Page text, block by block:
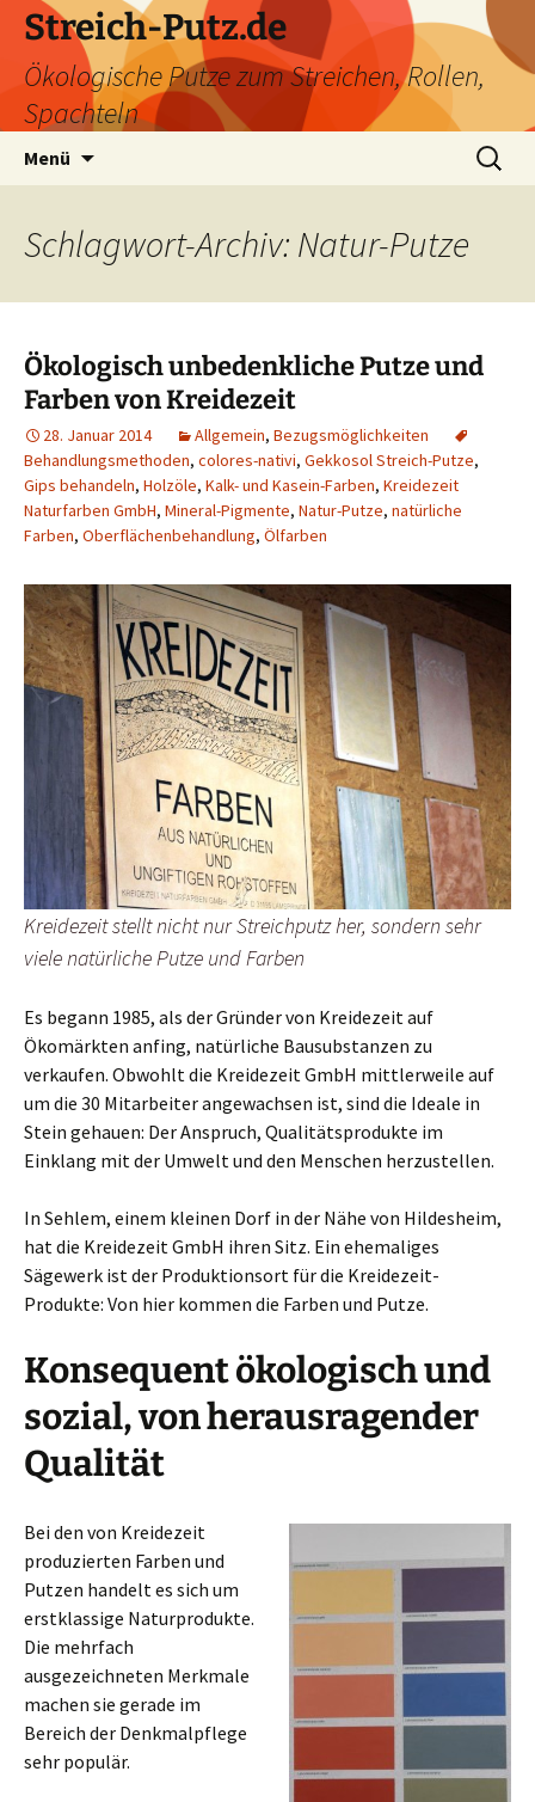
Zum
Inhalt
springen
Streich-Putz.de
Ökologische Putze zum Streichen, Rollen,
Spachteln
Menü
Suchen
nach:
Schlagwort-Archiv: Natur-Putze
Ökologisch unbedenkliche Putze und
Farben von Kreidezeit
28. Januar 2014 Allgemein, Bezugsmöglichkeiten
Behandlungsmethoden, colores-nativi, Gekkosol Streich-Putze,
Gips behandeln, Holzöle, Kalk- und Kasein-Farben, Kreidezeit
Naturfarben GmbH, Mineral-Pigmente, Natur-Putze, natürliche
Farben, Oberflächenbehandlung, Ölfarben
Kreidezeit stellt nicht nur Streichputz her, sondern sehr
viele natürliche Putze und Farben
Es begann 1985, als der Gründer von Kreidezeit auf
Ökomärkten anfing, natürliche Bausubstanzen zu
verkaufen. Obwohlt die Kreidezeit GmbH mittlerweile auf
um die 30 Mitarbeiter angewachsen ist, sind die Ideale in
Stein gehauen: Der Anspruch, Qualitätsprodukte im
Einklang mit der Umwelt und den Menschen herzustellen.
In Sehlem, einem kleinen Dorf in der Nähe von Hildesheim,
hat die Kreidezeit GmbH ihren Sitz. Ein ehemaliges
Sägewerk ist der Produktionsort für die Kreidezeit-
Produkte: Von hier kommen die Farben und Putze.
Konsequent ökologisch und
sozial, von herausragender
Qualität
Bei den von Kreidezeit
produzierten Farben und
Putzen handelt es sich um
erstklassige Naturprodukte.
Die mehrfach
ausgezeichneten Merkmale
machen sie gerade im
Bereich der Denkmalpflege
sehr populär.